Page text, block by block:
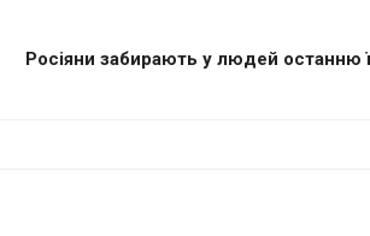
Росіяни забирають у людей останню